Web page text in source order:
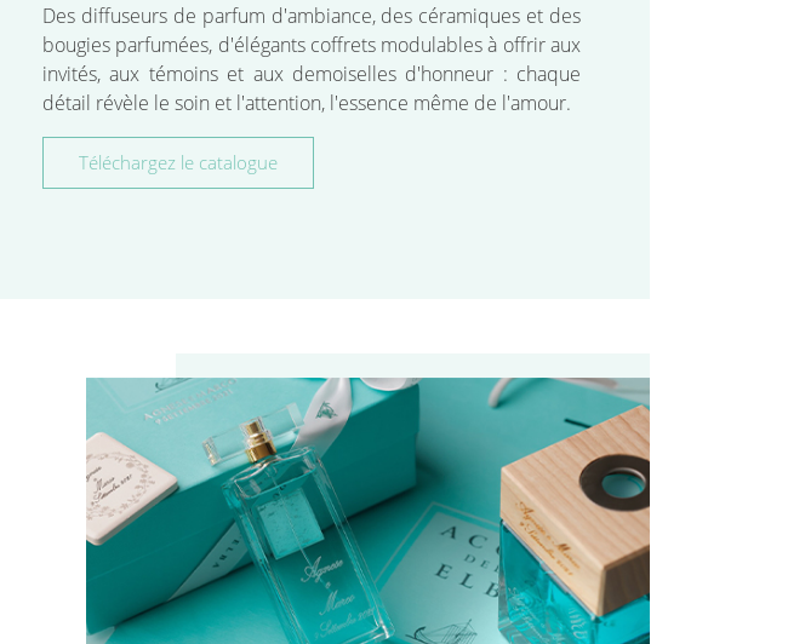
Des diffuseurs de parfum d'ambiance, des céramiques et des
bougies parfumées, d'élégants coffrets modulables à offrir aux
invités, aux témoins et aux demoiselles d'honneur : chaque
détail révèle le soin et l'attention, l'essence même de l'amour.
Téléchargez le catalogue